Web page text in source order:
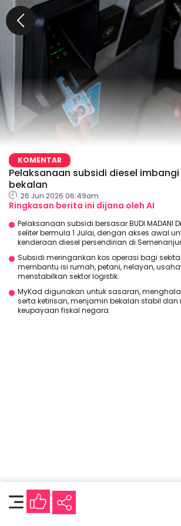
KOMENTAR
Pelaksanaan subsidi diesel
bekalan
26 Jun 2026 06:49am
Ringkasan berita ini dijana oleh AI
Pelaksanaan subsidi bersasar BUDI MADANI
seliter bermula 1 Julai, dengan akses awal
kenderaan diesel persendirian di
Subsidi meringankan kos operasi bagi
membantu isi rumah, petani, nelayan,
menstabilkan sektor logistik.
MyKad digunakan untuk sasaran,
serta ketirisan, menjamin bekalan stabil dan
keupayaan fiskal negara.